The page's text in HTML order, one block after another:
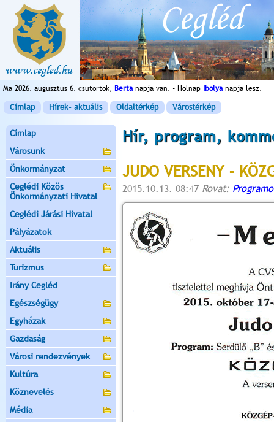
Ma 2026. augusztus 6. csütörtök, Bertanapja van. - Holnap Ibolyanapja lesz.
Címlap Hírek- aktuális Oldaltérkép Várostérkép
Címlap
Városunk
Önkormányzat
Ceglédi Közös
Önkormányzati Hivatal
Ceglédi Járási Hivatal
Pályázatok
Aktuális
Turizmus
Irány Cegléd
Egészségügy
Egyházak
Gazdaság
Városi rendezvények
Kultúra
Köznevelés
Média
Hír, program,
JUDO VERSENY -
2015.10.13. 08:47 Rovat: